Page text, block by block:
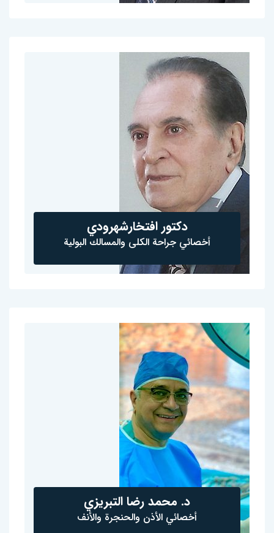
دكتور افتخارشهرودي
أخصائي جراحة الكلى والمسالك البولية
د. محمد رضا التبريزي
أخصائي الأذن والحنجرة والأنف